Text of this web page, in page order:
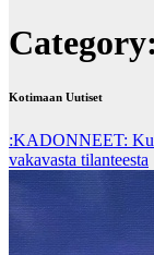
Category:
Kotimaan Uutiset
:KADONNEET:
vakavasta tilanteesta